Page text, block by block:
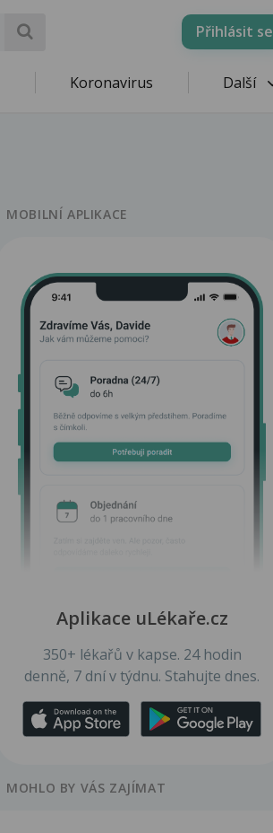
Přihlásit se
Koronavirus Další
MOBILNÍ APLIKACE
Aplikace uLékaře.cz
350+ lékařů v kapse. 24 hodin
denně, 7 dní v týdnu. Stahujte dnes.
MOHLO BY VÁS ZAJÍMAT